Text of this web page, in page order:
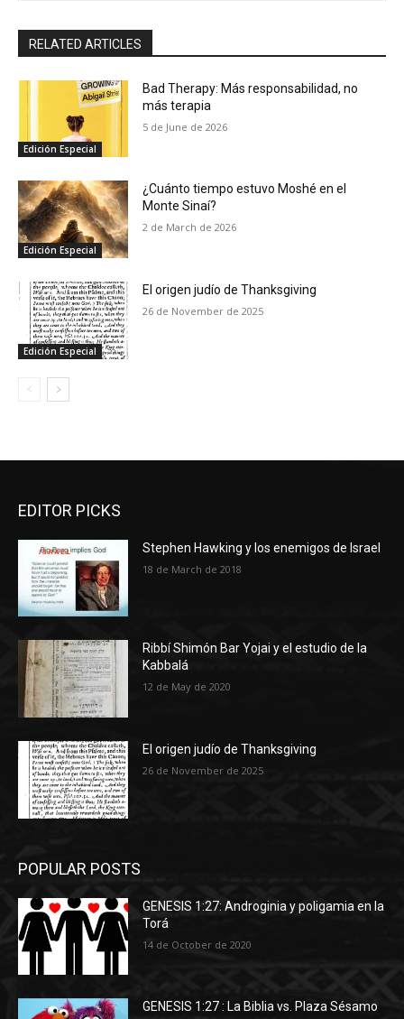
RELATED ARTICLES
Edición Especial
Bad Therapy: Más responsabilidad, no
más terapia
5 de June de 2026
Edición Especial
¿Cuánto tiempo estuvo Moshé en el
Monte Sinaí?
2 de March de 2026
Edición Especial
El origen judío de Thanksgiving
26 de November de 2025
EDITOR PICKS
Stephen Hawking y los enemigos de Israel
18 de March de 2018
Ribbí Shimón Bar Yojai y el estudio de la
Kabbalá
12 de May de 2020
El origen judío de Thanksgiving
26 de November de 2025
POPULAR POSTS
GENESIS 1:27: Androginia y poligamia en la
Torá
14 de October de 2020
GENESIS 1:27 : La Biblia vs. Plaza Sésamo